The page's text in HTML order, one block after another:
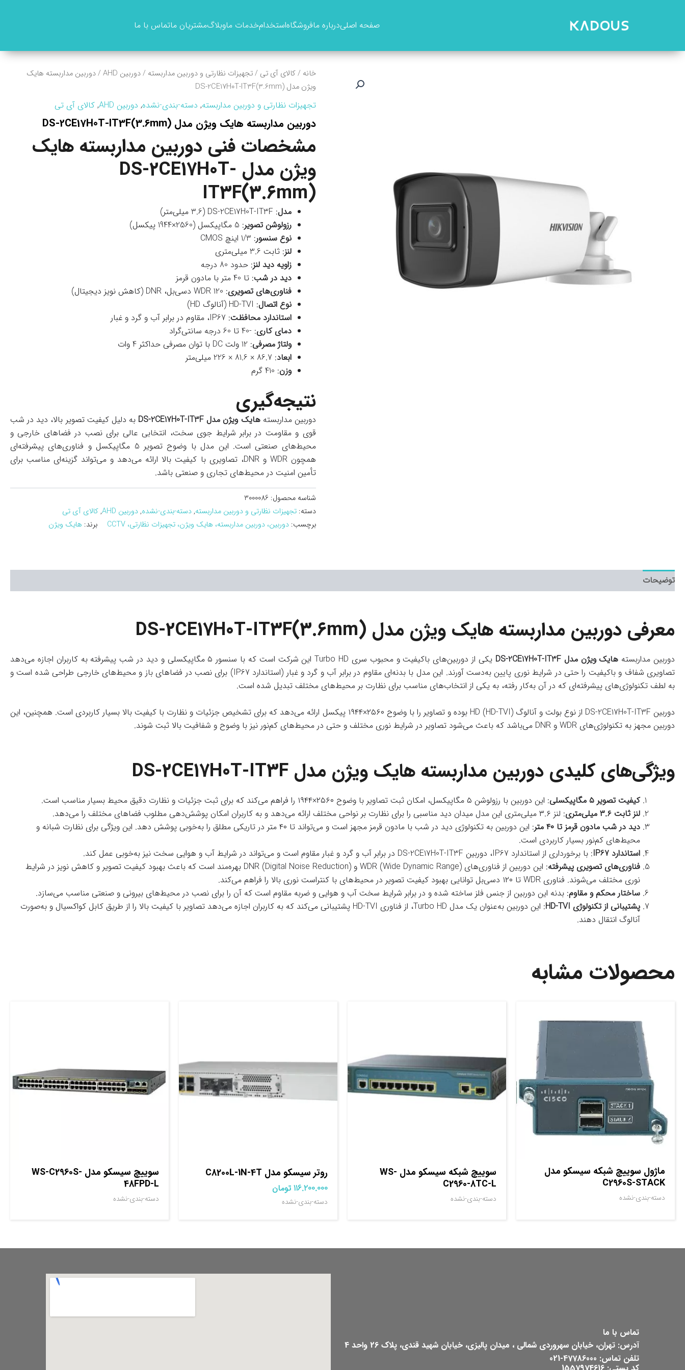
صفحه اصلیدرباره مافروشگاهاستخدامخدمات ماوبلاگمشتریان ماتماس با ما
خانه /کالای آی تی /تجهیزات نظارتی و دوربین مداربسته /دوربین AHD
/ دوربین مداربسته هایک
ویژن مدل DS-2CE17H0T-IT3F(3.6mm)
تجهیزات نظارتی و دوربین مداربسته, دسته-بندی-نشده, دوربین AHD ,کالای آی تی
دوربین مداربسته هایک ویژن مدل DS-2CE17H0T-IT3F(3.6mm)
مشخصات فنی دوربین مداربسته هایک
ویژن مدل DS-2CE17H0T-
IT3F(3.6mm)
مدل: DS-2CE17H0T-IT3F (3.6 میلی‌متر)
رزولوشن تصویر: 5 مگاپیکسل (2560×1944 پیکسل)
نوع سنسور: 1/3 اینچ CMOS
لنز: ثابت 3.6 میلی‌متری
زاویه دید لنز: حدود 80 درجه
دید در شب: تا 40 متر با مادون قرمز
فناوری‌های تصویری: WDR 120 دسی‌بل، DNR (کاهش نویز دیجیتال)
نوع اتصال: HD-TVI (آنالوگ HD)
استاندارد محافظت: IP67، مقاوم در برابر آب و گرد و غبار
دمای کاری: -40 تا 60 درجه سانتی‌گراد
ولتاژ مصرفی: 12 ولت DC با توان مصرفی حداکثر 4 وات
ابعاد: 86.7 × 81.6 × 226 میلی‌متر
وزن: 410 گرم
نتیجه‌گیری
دوربین مداربستههایک ویژن مدل DS-2CE17H0T-IT3F
به دلیل کیفیت تصویر بالا، دید در شب
قوی و مقاومت در برابر شرایط جوی سخت، انتخابی عالی برای نصب در فضاهای خارجی و
محیط‌های صنعتی است. این مدل با وضوح تصویر 5 مگاپیکسل و فناوری‌های پیشرفته‌ای
همچون WDR و DNR، تصاویری با کیفیت بالا ارائه می‌دهد و می‌تواند گزینه‌ای مناسب برای
تأمین امنیت در محیط‌های تجاری و صنعتی باشد.
شناسه محصول: 3000086
دسته:تجهیزات نظارتی و دوربین مداربسته,دسته-بندی-نشده,دوربین AHD ,کالای آی تی
برچسب:دوربین، دوربین مداربسته، هایک ویژن، تجهیزات نظارتی، CCTV برند: هایک ویژن
توضیحات
معرفی دوربین مداربسته هایک ویژن مدل DS-2CE17H0T-IT3F(3.6mm)
دوربین مداربسته هایک ویژن مدل DS-2CE17H0T-IT3F
یکی از دوربین‌های باکیفیت و محبوب سری Turbo HD این شرکت است که با سنسور ۵ مگاپیکسلی و دید در شب پیشرفته به کاربران اجازه می‌دهد
تصاویری شفاف و باکیفیت را حتی در شرایط نوری پایین به‌دست آورند. این مدل با بدنه‌ای مقاوم در برابر آب و گرد و غبار (استاندارد IP67) برای نصب در فضاهای باز و محیط‌های خارجی طراحی شده است و
به لطف تکنولوژی‌های پیشرفته‌ای که در آن به‌کار رفته، به یکی از انتخاب‌های مناسب برای نظارت بر محیط‌های مختلف تبدیل شده است.
دوربین DS-2CE17H0T-IT3F از نوع بولت و آنالوگ HD (HD-TVI) بوده و تصاویر را با وضوح ۲۵۶۰×۱۹۴۴ پیکسل ارائه می‌دهد که برای تشخیص جزئیات و نظارت با کیفیت بالا بسیار کاربردی است. همچنین، این
دوربین مجهز به تکنولوژی‌های WDR و DNR می‌باشد که باعث می‌شود تصاویر در شرایط نوری مختلف و حتی در محیط‌های کم‌نور نیز با وضوح و شفافیت بالا ثبت شوند.
ویژگی‌های کلیدی دوربین مداربسته هایک ویژن مدل DS-2CE17H0T-IT3F
کیفیت تصویر ۵ مگاپیکسلی
: این دوربین با رزولوشن ۵ مگاپیکسل، امکان ثبت تصاویر با وضوح ۲۵۶۰×۱۹۴۴ را فراهم می‌کند که برای ثبت جزئیات و نظارت دقیق محیط بسیار مناسب است.
لنز ثابت ۳.۶ میلی‌متری
: لنز ۳.۶ میلی‌متری این مدل میدان دید مناسبی را برای نظارت بر نواحی مختلف ارائه می‌دهد و به کاربران امکان پوشش‌دهی مطلوب فضاهای مختلف را می‌دهد.
دید در شب مادون قرمز تا ۴۰ متر
: این دوربین به تکنولوژی دید در شب با مادون قرمز مجهز است و می‌تواند تا ۴۰ متر در تاریکی مطلق را به‌خوبی پوشش دهد. این ویژگی برای نظارت شبانه و
محیط‌های کم‌نور بسیار کاربردی است.
استاندارد IP67
: با برخورداری از استاندارد IP67، دوربین DS-2CE17H0T-IT3F در برابر آب و گرد و غبار مقاوم است و می‌تواند در شرایط آب و هوایی سخت نیز به‌خوبی عمل کند.
فناوری‌های تصویری پیشرفته
: این دوربین از فناوری‌های WDR (Wide Dynamic Range) و DNR (Digital Noise Reduction) بهره‌مند است که باعث بهبود کیفیت تصویر و کاهش نویز در شرایط
نوری مختلف می‌شوند. فناوری WDR تا ۱۲۰ دسی‌بل توانایی بهبود کیفیت تصویر در محیط‌های با کنتراست نوری بالا را فراهم می‌کند.
ساختار محکم و مقاوم: بدنه این دوربین از جنس فلز ساخته شده و در برابر شرایط سخت آب و هوایی و ضربه مقاوم است که آن را برای نصب در محیط‌های بیرونی و صنعتی مناسب می‌سازد.
پشتیبانی از تکنولوژی HD-TVI
: این دوربین به‌عنوان یک مدل Turbo HD، از فناوری HD-TVI پشتیبانی می‌کند که به کاربران اجازه می‌دهد تصاویر با کیفیت بالا را از طریق کابل کواکسیال و به‌صورت
آنالوگ انتقال دهند.
محصولات مشابه
ماژول سوييچ شبکه سيسکو مدل
C2960S-STACK
دسته-بندی-نشده
سوييچ شبکه سيسکو مدل WS-
C2960-8TC-L
دسته-بندی-نشده
روتر سيسکو مدل C8200L-1N-4T
116.200.000 تومان
دسته-بندی-نشده
سوييچ سيسکو مدل WS-C2960S-
48FPD-L
دسته-بندی-نشده
تماس با ما
آدرس: تهران، خیابان سهروردی شمالی ، میدان پالیزی، خیابان شهید قندی، پلاک 26 واحد 4
تلفن تماس: 47786000-021